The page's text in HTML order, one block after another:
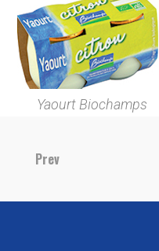
Yaourt Biochamps
Prev